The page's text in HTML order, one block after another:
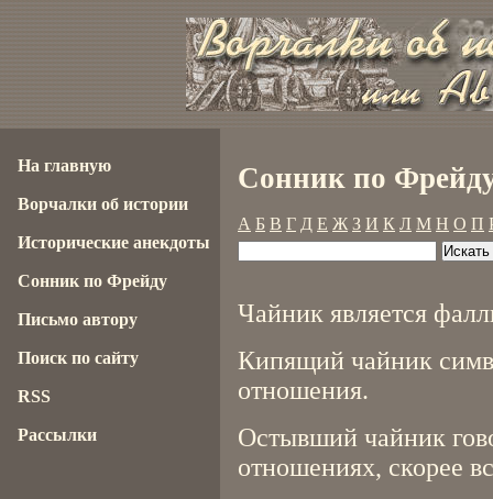
Сонник по
А Б В Г Д Е Ж З И К Л М Н О П
Чайник является
Кипящий чайник
отношения.
Остывший чайник
отношениях, скорее
На главную
Ворчалки об истории
Исторические анекдоты
Сонник по Фрейду
Письмо автору
Поиск по сайту
RSS
Рассылки